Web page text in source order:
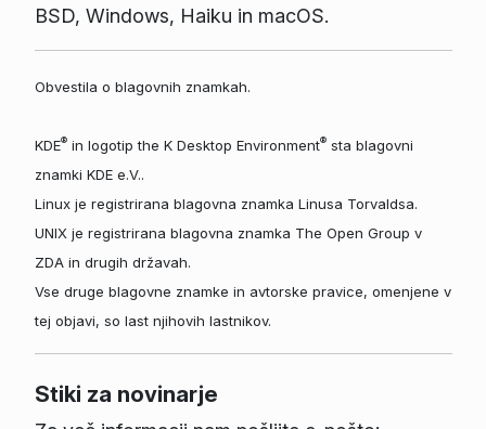
BSD, Windows, Haiku in macOS.
Obvestila o blagovnih znamkah.
KDE®in logotip the K Desktop Environment®sta blagovni
znamki KDE e.V..
Linux je registrirana blagovna znamka Linusa Torvaldsa.
UNIX je registrirana blagovna znamka The Open Group v
ZDA in drugih državah.
Vse druge blagovne znamke in avtorske pravice, omenjene v
tej objavi, so last njihovih lastnikov.
Stiki za novinarje